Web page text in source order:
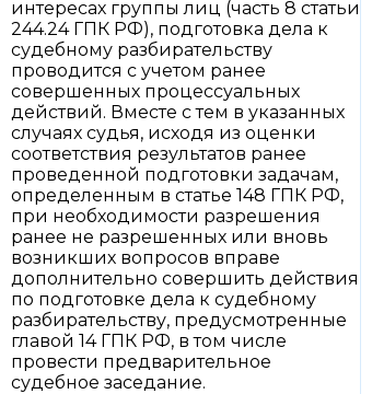
интересах группы лиц (часть 8 статьи
244.24 ГПК РФ), подготовка дела к
судебному разбирательству
проводится с учетом ранее
совершенных процессуальных
действий. Вместе с тем в указанных
случаях судья, исходя из оценки
соответствия результатов ранее
проведенной подготовки задачам,
определенным в статье 148 ГПК РФ,
при необходимости разрешения
ранее не разрешенных или вновь
возникших вопросов вправе
дополнительно совершить действия
по подготовке дела к судебному
разбирательству, предусмотренные
главой 14 ГПК РФ, в том числе
провести предварительное
судебное заседание.